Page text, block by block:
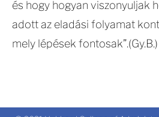
és hogy hogyan viszonyuljak
adott az eladási folyamat
mely lépések fontosak”.(Gy.B.)